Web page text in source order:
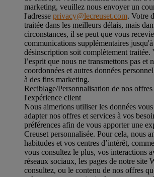
marketing, veuillez nous envoyer un
l'adresse privacy@lecreuset.com. Votre
traitée dans les meilleurs délais, mais
circonstances, il se peut que vous
communications supplémentaires
désinscription soit complètement traitée.
l’esprit que nous ne transmettons pas et
coordonnées et autres données
à des fins marketing.
Reciblage/Personnalisation de nos
l'expérience client
Nous aimerions utiliser les données
adapter nos offres et services à vos
préférences afin de vous apporter une
Creuset personnalisée. Pour cela, nous
habitudes et vos centres d’intérêt,
vous consultez le plus, vos interactions
réseaux sociaux, les pages de notre site
consultez, ou le contenu de nos offres